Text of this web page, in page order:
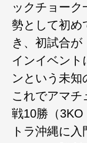
ックチョー
勢として初め
き、初試合が
インイベント
ンという未知
これでアマチ
戦10勝（3KO
トラ沖縄に